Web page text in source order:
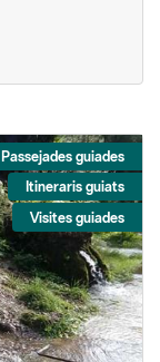
Passejades guiades
Itineraris guiats
Visites guiades